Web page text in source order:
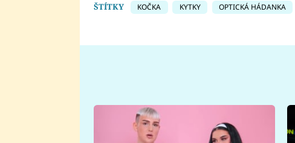
ŠTÍTKY KOČKA KYTKY OPTICKÁ HÁDANKA